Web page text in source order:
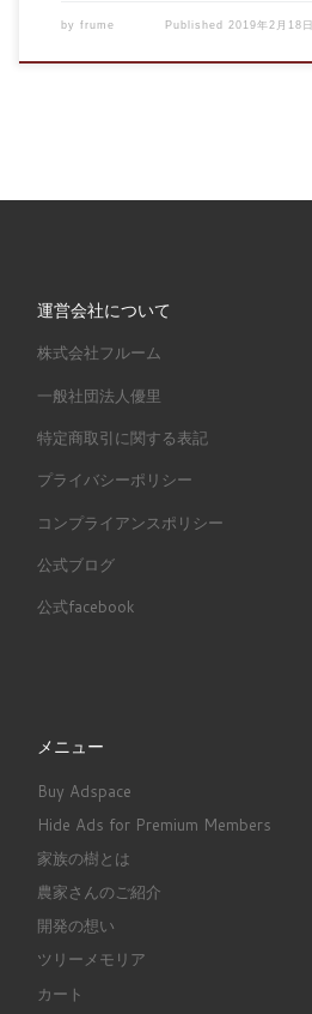
by frume Published2019年2月18日
運営会社について
株式会社フルーム
一般社団法人優里
特定商取引に関する表記
プライバシーポリシー
コンプライアンスポリシー
公式ブログ
公式facebook
メニュー
Buy Adspace
Hide Ads for Premium Members
家族の樹とは
農家さんのご紹介
開発の想い
ツリーメモリア
カート